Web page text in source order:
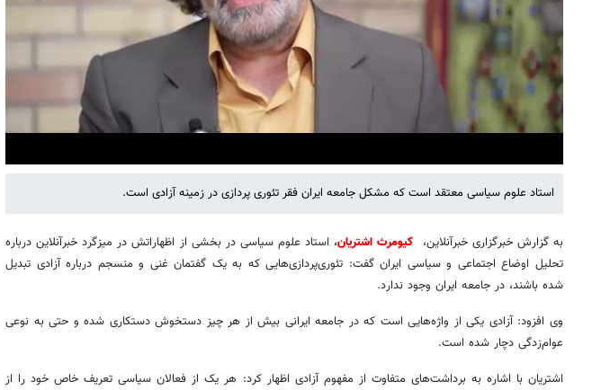
استاد علوم سیاسی معتقد است که مشکل جامعه ایران فقر تئوری پردازی در زمینه آزادی است.
به گزارش خبرگزاری خبرآنلاین، کیومرث اشتریان، استاد علوم سیاسی در بخشی از اظهاراتش در میزگرد خبرآنلاین درباره
تحلیل اوضاع اجتماعی و سیاسی ایران گفت: تئوری‌پردازی‌هایی که به یک گفتمان غنی و منسجم درباره آزادی تبدیل
شده باشند، در جامعه ایران وجود ندارد.
وی افزود: آزادی یکی از واژه‌هایی است که در جامعه ایرانی بیش از هر چیز دستخوش دستکاری شده و حتی به نوعی
عوام‌زدگی دچار شده است.
اشتریان با اشاره به برداشت‌های متفاوت از مفهوم آزادی اظهار کرد: هر یک از فعالان سیاسی تعریف خاص خود را از